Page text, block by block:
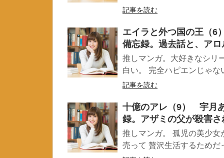
記事を読む
エイラと外つ国の王（
備忘録。過去話と、ア
推しマンガ。大好きなシリ
白い。 完全ハピエンじゃ
記事を読む
十億のアレ（9） 宇月
録。アザミの父が殺害
推しマンガ。 孤児の美少
売って 贅沢生活するためだ